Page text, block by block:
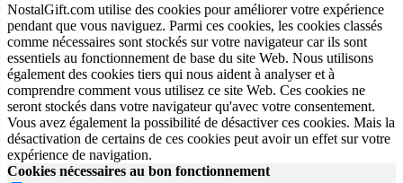
NostalGift.com utilise des cookies pour améliorer votre expérience
pendant que vous naviguez. Parmi ces cookies, les cookies classés
comme nécessaires sont stockés sur votre navigateur car ils sont
essentiels au fonctionnement de base du site Web. Nous utilisons
également des cookies tiers qui nous aident à analyser et à
comprendre comment vous utilisez ce site Web. Ces cookies ne
seront stockés dans votre navigateur qu'avec votre consentement.
Vous avez également la possibilité de désactiver ces cookies. Mais la
désactivation de certains de ces cookies peut avoir un effet sur votre
expérience de navigation.
Cookies nécessaires au bon fonctionnement